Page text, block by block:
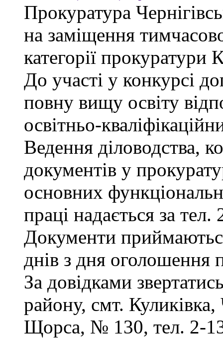
Прокуратура
на заміщення
категорії прокуратури
До участі у конкурсі
повну вищу освіту
освітньо-
Ведення діловодства,
документів у
основних
праці надається за
Документи
днів з дня оголошення
За довідками
району, смт. Куликівка,
Щорса, № 130, тел. 2-